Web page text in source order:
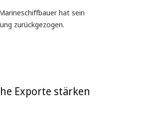
hat sein
zurückgezogen.
Exporte stärken